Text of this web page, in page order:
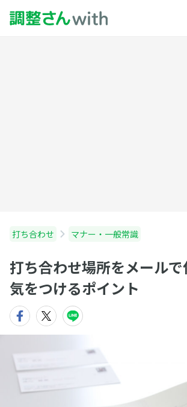
打ち合わせ マナー・一般常識
打ち合わせ場所をメール
気をつけるポイント